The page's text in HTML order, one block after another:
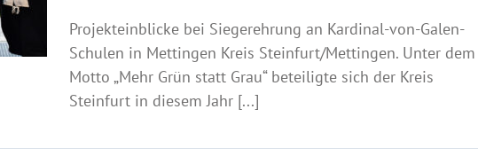
Projekteinblicke bei Siegerehrung an Kardinal-von-Galen-
Schulen in Mettingen Kreis Steinfurt/Mettingen. Unter dem
Motto „Mehr Grün statt Grau“ beteiligte sich der Kreis
Steinfurt in diesem Jahr [...]